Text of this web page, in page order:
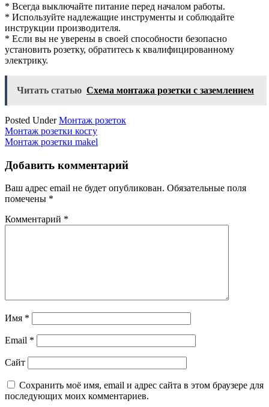
* Всегда выключайте питание перед началом работы.
* Используйте надлежащие инструменты и соблюдайте
инструкции производителя.
* Если вы не уверены в своей способности безопасно
установить розетку, обратитесь к квалифицированному
электрику.
Читать статью Схема монтажа розетки с заземлением
Posted UnderМонтаж розеток
Навигация
по
записям
Монтаж розетки косгу
Монтаж розетки makel
Добавить комментарий
Ваш адрес email не будет опубликован. Обязательные поля
помечены *
Комментарий *
Имя *
Email *
Сайт
Сохранить моё имя, email и адрес сайта в этом браузере для
последующих моих комментариев.